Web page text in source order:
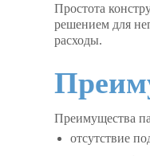
Простота
решением для
расходы.
Преимущества
отсутствие